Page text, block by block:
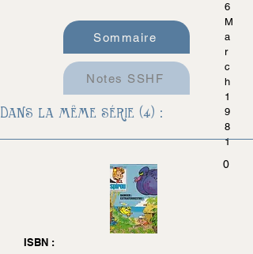
6
M
a
r
c
h
1
9
8
1
0
ISBN :
Sommaire
Notes SSHF
Dans la même série (4) :